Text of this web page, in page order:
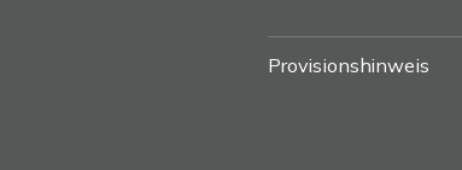
Provisionshinweis